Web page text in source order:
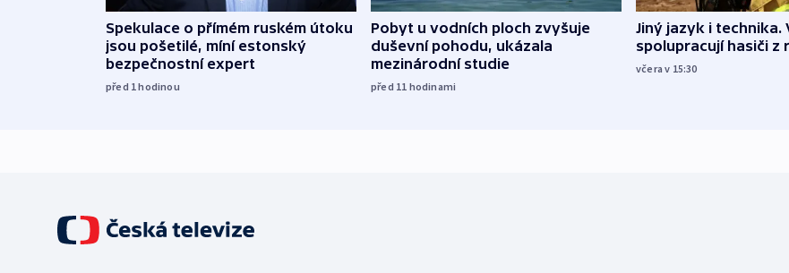
Spekulace o přímém ruském útoku
jsou pošetilé, míní estonský
bezpečnostní expert
před 1hodinou
Pobyt u vodních ploch zvyšuje
duševní pohodu, ukázala
mezinárodní studie
před 11 hodinami
Jiný jazyk i technika.
spolupracují hasiči z
včera v 15:30